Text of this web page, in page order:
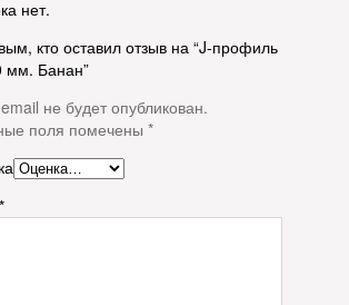
нет.
кто оставил отзыв на “J-профиль
мм. Банан”
не будет опубликован.
поля помечены *
*